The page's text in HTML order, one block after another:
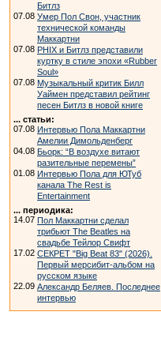
Битлз
07.08 Умер Пол Свон, участник
технической команды
Маккартни
07.08 PHIX и Битлз представили
куртку в стиле эпохи «Rubber
Soul»
07.08 Музыкальный критик Билл
Уаймен представил рейтинг
песен Битлз в новой книге
... статьи:
07.08 Интервью Пола Маккартни
Амелии Димольденберг
04.08 Бьорк: “В воздухе витают
разительные перемены”
01.08 Интервью Пола для ЮТуб
канала The Rest is
Entertainment
... периодика:
14.07 Пол Маккартни сделал
трибьют The Beatles на
свадьбе Тейлор Свифт
17.02 СЕКРЕТ "Big Beat 83" (2026).
Первый мерсибит-альбом на
русском языке
22.09 Александр Беляев. Последнее
интервью